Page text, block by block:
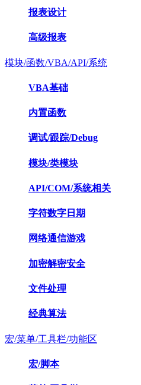
报表设计
高级报表
模块/函数/VBA/API/系统
VBA基础
内置函数
调试/跟踪/Debug
模块/类模块
API/COM/系统相关
字符数字日期
网络通信游戏
加密解密安全
文件处理
经典算法
宏/菜单/工具栏/功能区
宏/脚本